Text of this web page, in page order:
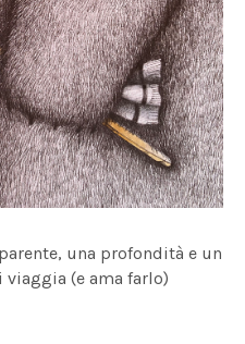
una profondità e un
(e ama farlo)